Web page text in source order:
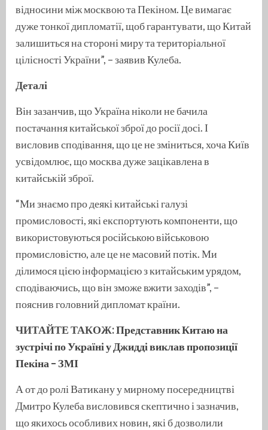
відносини між москвою та Пекіном. Це вимагає
дуже тонкої дипломатії, щоб гарантувати, що Китай
залишиться на стороні миру та територіальної
цілісності України”, – заявив Кулеба.
Деталі
Він зазанчив, що Україна ніколи не бачила
постачання китайської зброї до росії досі. І
висловив сподівання, що це не зміниться, хоча Київ
усвідомлює, що москва дуже зацікавлена в
китайській зброї.
“Ми знаємо про деякі китайські галузі
промисловості, які експортують компоненти, що
використовуються російською військовою
промисловістю, але це не масовий потік. Ми
ділимося цією інформацією з китайським урядом,
сподіваючись, що він зможе вжити заходів”, –
пояснив головний дипломат країни.
ЧИТАЙТЕ ТАКОЖ:Представник Китаю на
зустрічі по Україні у Джидді виклав пропозиції
Пекіна – ЗМІ
А от до ролі Ватикану у мирному посередництві
Дмитро Кулеба висловився скептично і зазначив,
що якихось особливих новин, які б дозволили